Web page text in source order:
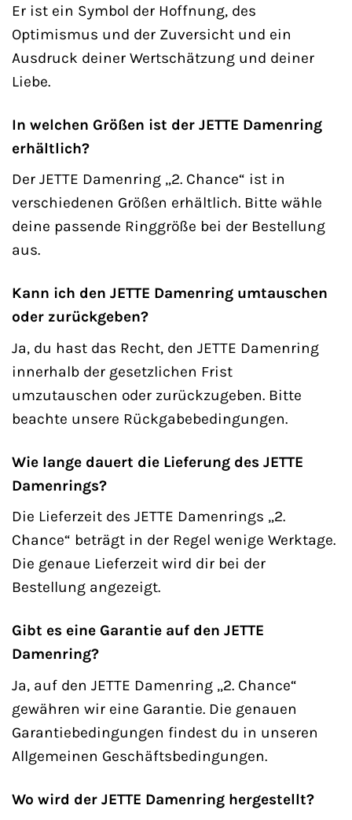
Er ist ein Symbol der Hoffnung, des
Optimismus und der Zuversicht und ein
Ausdruck deiner Wertschätzung und deiner
Liebe.
In welchen Größen ist der JETTE Damenring
erhältlich?
Der JETTE Damenring „2. Chance“ ist in
verschiedenen Größen erhältlich. Bitte wähle
deine passende Ringgröße bei der Bestellung
aus.
Kann ich den JETTE Damenring umtauschen
oder zurückgeben?
Ja, du hast das Recht, den JETTE Damenring
innerhalb der gesetzlichen Frist
umzutauschen oder zurückzugeben. Bitte
beachte unsere Rückgabebedingungen.
Wie lange dauert die Lieferung des JETTE
Damenrings?
Die Lieferzeit des JETTE Damenrings „2.
Chance“ beträgt in der Regel wenige Werktage.
Die genaue Lieferzeit wird dir bei der
Bestellung angezeigt.
Gibt es eine Garantie auf den JETTE
Damenring?
Ja, auf den JETTE Damenring „2. Chance“
gewähren wir eine Garantie. Die genauen
Garantiebedingungen findest du in unseren
Allgemeinen Geschäftsbedingungen.
Wo wird der JETTE Damenring hergestellt?